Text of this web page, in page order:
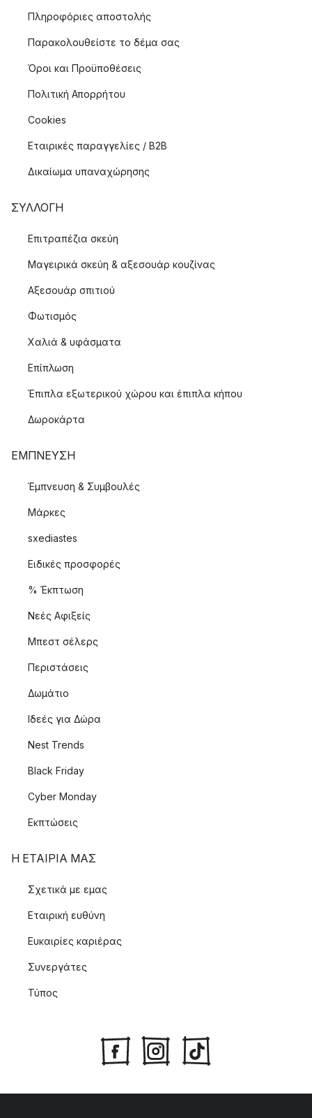
Πληροφόριες αποστολής
Παρακολουθείστε το δέμα σας
Όροι και Προϋποθέσεις
Πολιτική Απορρήτου
Cookies
Εταιρικές παραγγελίες / B2B
Δικαίωμα υπαναχώρησης
ΣΥΛΛΟΓΉ
Επιτραπέζια σκεύη
Μαγειρικά σκεύη & αξεσουάρ κουζίνας
Αξεσουάρ σπιτιού
Φωτισμός
Χαλιά & υφάσματα
Επίπλωση
Έπιπλα εξωτερικού χώρου και έπιπλα κήπου
Δωροκάρτα
ΈΜΠΝΕΥΣΗ
Έμπνευση & Συμβουλές
Μάρκες
sxediastes
Ειδικές προσφορές
% Έκπτωση
Νεές Αφιξείς
Μπεστ σέλερς
Περιστάσεις
Δωμάτιο
Ιδεές για Δώρα
Nest Trends
Black Friday
Cyber Monday
Εκπτώσεις
Η ΕΤΑΊΡΙΑ ΜΑΣ
Σχετικά με εμας
Εταιρική ευθύνη
Ευκαιρίες καριέρας
Συνεργάτες
Τύπος